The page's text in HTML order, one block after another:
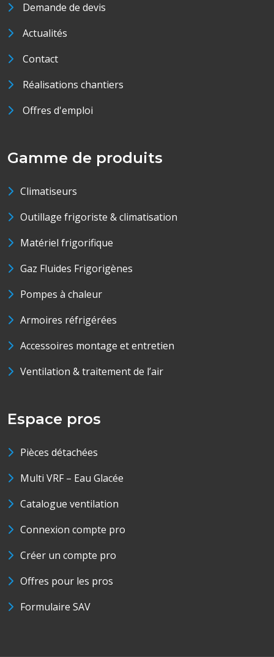
Demande de devis
Actualités
Contact
Réalisations chantiers
Offres d'emploi
Gamme de produits
Climatiseurs
Outillage frigoriste & climatisation
Matériel frigorifique
Gaz Fluides Frigorigènes
Pompes à chaleur
Armoires réfrigérées
Accessoires montage et entretien
Ventilation & traitement de l’air
Espace pros
Pièces détachées
Multi VRF – Eau Glacée
Catalogue ventilation
Connexion compte pro
Créer un compte pro
Offres pour les pros
Formulaire SAV